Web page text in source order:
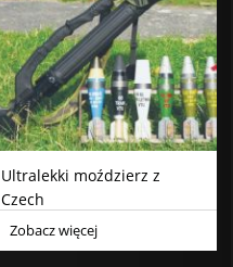
Ultralekki moździerz z
Czech
Zobacz więcej